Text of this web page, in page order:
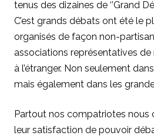
tenus des dizaines de ‘’Grand
C’est grands débats ont été le
organisés de façon non-
associations représentatives
à l’étranger. Non seulement
mais également dans les
Partout nos compatriotes nous
leur satisfaction de pouvoir